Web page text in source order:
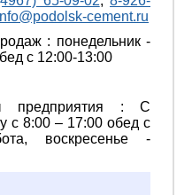
cement.ru
: понедельник -
с 12:00-13:00
предприятия : С
с 8:00 – 17:00 обед с
воскресенье -